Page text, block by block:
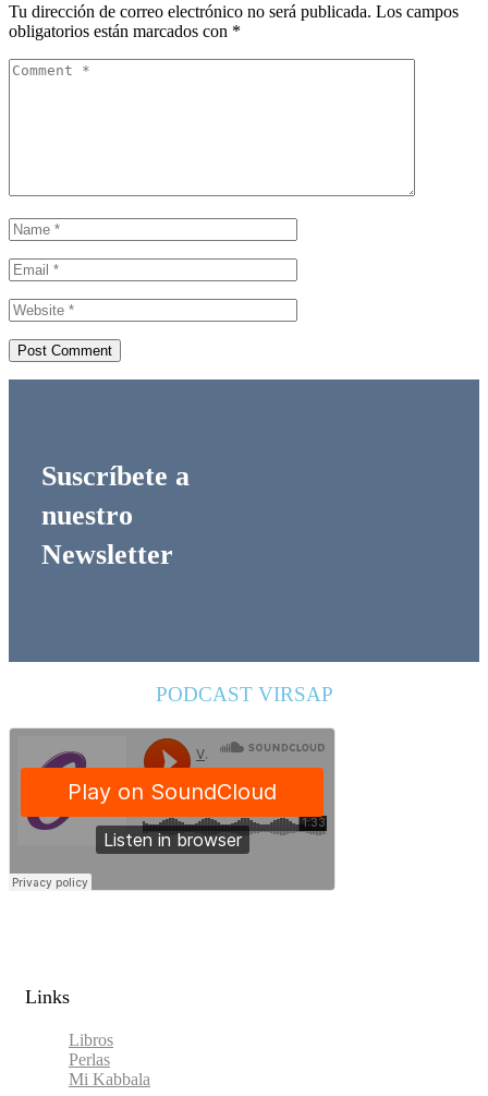
Tu dirección de correo electrónico no será publicada. Los campos
obligatorios están marcados con *
Suscríbete a
nuestro
Newsletter
PODCAST VIRSAP
Links​
Libros
Perlas
Mi Kabbala